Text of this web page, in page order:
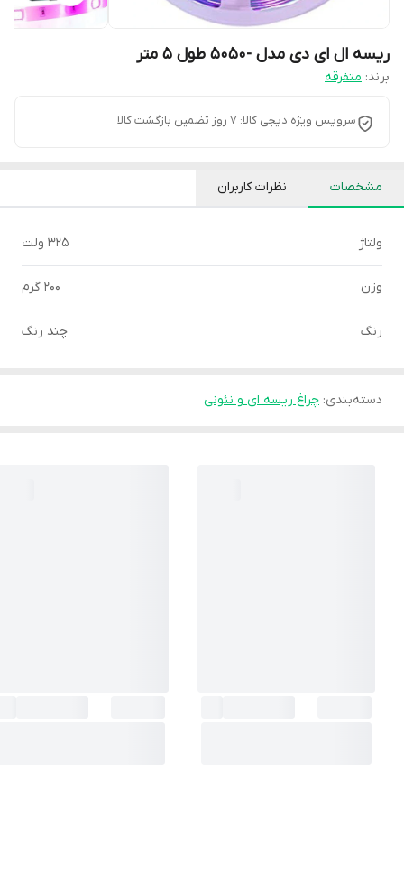
ریسه ال ای دی مدل -5050 طول 5 متر
برند: متفرقه
سرویس ویژه دیجی کالا: 7 روز تضمین بازگشت کالا
مشخصات نظرات کاربران
ولتاژ 325 ولت
وزن 200 گرم
رنگ چند رنگ
دسته‌بندی: چراغ ریسه ای و نئونی